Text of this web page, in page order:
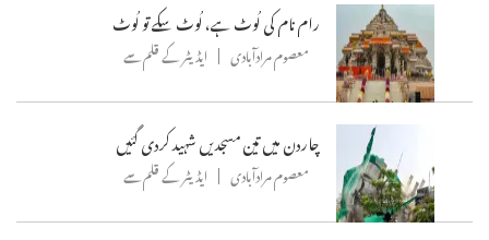
رام نام کی لُوٹ ہے، لُوٹ سکے تو لُوٹ
معصوم مرادآبادی ایڈیٹر کے قلم سے
چاردن میں تین مسجدیں شہید کردی گئیں
معصوم مرادآبادی ایڈیٹر کے قلم سے